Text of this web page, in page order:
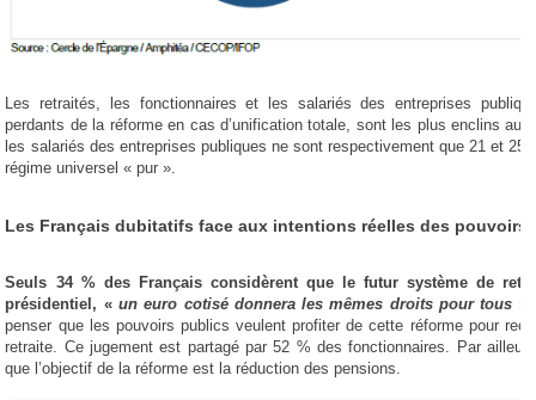
Les retraités, les fonctionnaires et les salariés des entreprises
perdants de la réforme en cas d’unification totale, sont les plus enclins au
les salariés des entreprises publiques ne sont respectivement que 21 et 25
régime universel « pur ».
Les Français dubitatifs face aux intentions réelles des pouvoirs
Seuls 34 % des Français considèrent que le futur système de
présidentiel, «un euro cotisé donnera les mêmes droits pour tous
penser que les pouvoirs publics veulent profiter de cette réforme pour
retraite. Ce jugement est partagé par 52 % des fonctionnaires. Par
que l’objectif de la réforme est la réduction des pensions.